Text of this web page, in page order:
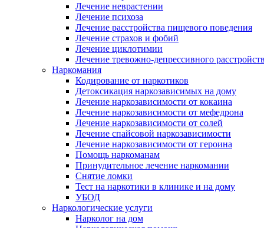
Лечение неврастении
Лечение психоза
Лечение расстройства пищевого поведения
Лечение страхов и фобий
Лечение циклотимии
Лечение тревожно-депрессивного
Наркомания
Кодирование от наркотиков
Детоксикация наркозависимых на дому
Лечение наркозависимости от кокаина
Лечение наркозависимости от мефедрона
Лечение наркозависимости от солей
Лечение спайсовой наркозависимости
Лечение наркозависимости от героина
Помощь наркоманам
Принудительное лечение наркомании
Снятие ломки
Тест на наркотики в клинике и на дому
УБОД
Наркологические услуги
Нарколог на дом